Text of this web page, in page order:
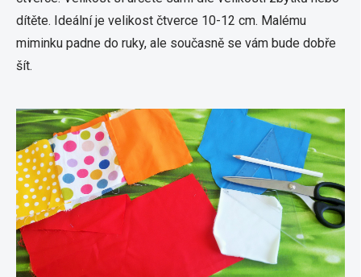
dítěte. Ideální je velikost čtverce 10-12 cm. Malému
miminku padne do ruky, ale současně se vám bude dobře
šít.